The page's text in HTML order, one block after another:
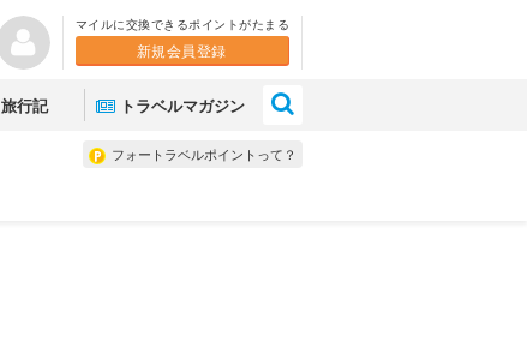
マイルに交換できるポイントがたまる
新規会員登録
旅行記 トラベルマガジン
フォートラベルポイントって？